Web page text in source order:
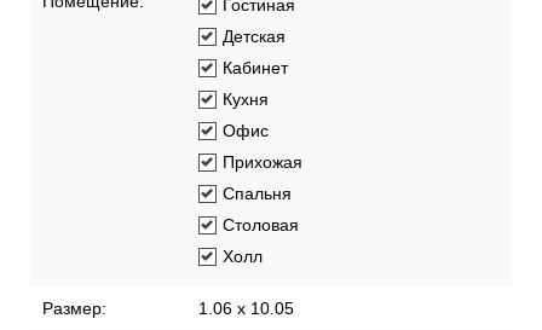
Гостиная
Детская
Кабинет
Кухня
Офис
Прихожая
Спальня
Столовая
Холл
Размер: 1.06 x 10.05